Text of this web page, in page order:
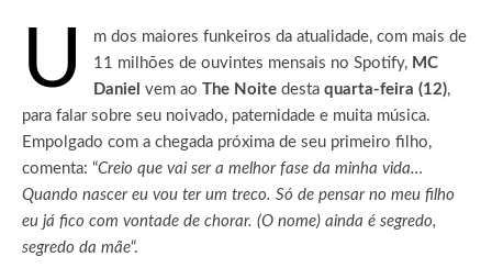
U
m dos maiores funkeiros da atualidade, com mais de
11 milhões de ouvintes mensais no Spotify, MC
Daniel vem ao The Noite desta quarta-feira (12),
para falar sobre seu noivado, paternidade e muita música.
Empolgado com a chegada próxima de seu primeiro filho,
comenta: “Creio que vai ser a melhor fase da minha vida…
Quando nascer eu vou ter um treco. Só de pensar no meu filho
eu já fico com vontade de chorar. (O nome) ainda é segredo,
segredo da mãe“.